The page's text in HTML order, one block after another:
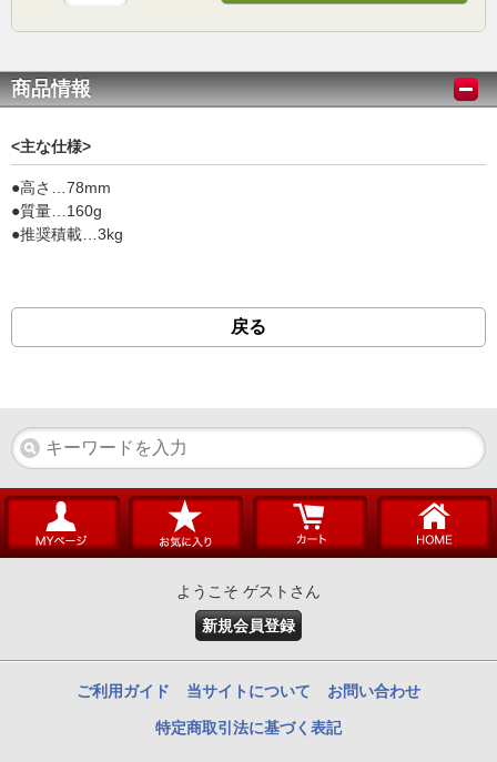
商品情報
<主な仕様>
●高さ…78mm
●質量…160g
●推奨積載…3kg
戻る
ようこそ ゲストさん
新規会員登録
ご利用ガイド 当サイトについて お問い合わせ
特定商取引法に基づく表記